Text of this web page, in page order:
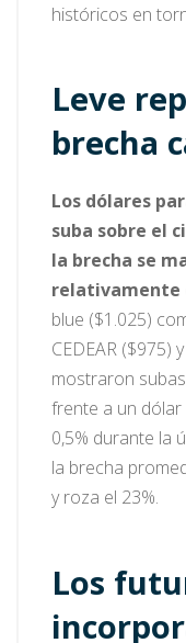
históricos en
Leve
brecha
Los dólares
suba sobre el
la brecha se
relativamente
blue ($1.025)
CEDEAR ($975)
mostraron
frente a un
0,5% durante la
la brecha
y roza el 23%.
Los